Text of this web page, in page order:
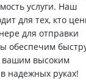
услуги. Наш
для тех, кто
для отправки
обеспечим
вашим высоким
надежных руках!